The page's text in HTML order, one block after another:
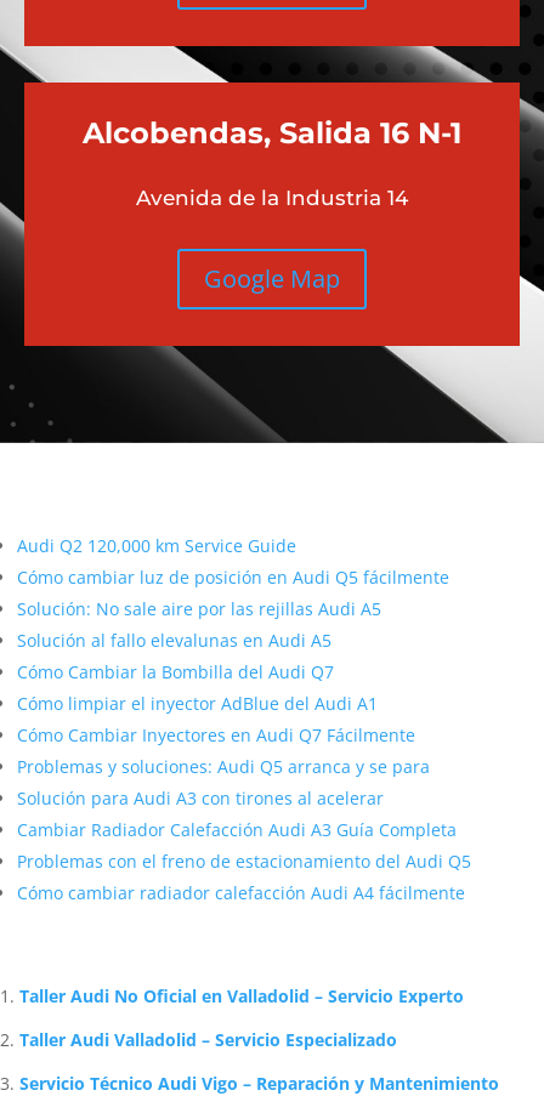
Alcobendas, Salida 16 N-1
Avenida de la Industria 14
Google Map
Audi Q2 120,000 km Service Guide
Cómo cambiar luz de posición en Audi Q5 fácilmente
Solución: No sale aire por las rejillas Audi A5
Solución al fallo elevalunas en Audi A5
Cómo Cambiar la Bombilla del Audi Q7
Cómo limpiar el inyector AdBlue del Audi A1
Cómo Cambiar Inyectores en Audi Q7 Fácilmente
Problemas y soluciones: Audi Q5 arranca y se para
Solución para Audi A3 con tirones al acelerar
Cambiar Radiador Calefacción Audi A3 Guía Completa
Problemas con el freno de estacionamiento del Audi Q5
Cómo cambiar radiador calefacción Audi A4 fácilmente
Taller Audi No Oficial en Valladolid – Servicio Experto
Taller Audi Valladolid – Servicio Especializado
Servicio Técnico Audi Vigo – Reparación y Mantenimiento